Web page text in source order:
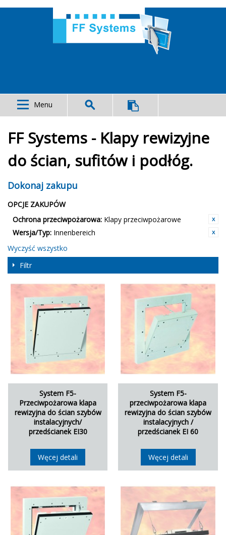
Menu
FF Systems - Klapy rewizyjne
do ścian, sufitów i podłóg.
Dokonaj zakupu
OPCJE ZAKUPÓW
Ochrona przeciwpożarowa: Klapy przeciwpożarowe
Wersja/Typ: Innenbereich
Wyczyść wszystko
Filtr
System F5-
Przeciwpożarowa klapa
rewizyjna do ścian szybów
instalacyjnych/
przedścianek EI30
Węcej detali
System F5-
przeciwpożarowa klapa
rewizyjna do ścian szybów
instalacyjnych /
przedścianek EI 60
Węcej detali